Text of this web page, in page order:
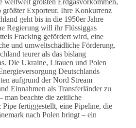
weltweit größten Erdgasvorkommen,
größter Exporteur. Ihre Konkurrenz
geht bis in die 1950er Jahre
Regierung will ihr Flüssiggas
Fracking gefördert wird, eine
und umweltschädliche Förderung.
teurer als das bislang
Die Ukraine, Litauen und Polen
Deutschlands
aufgrund der Nord Stream
Einnahmen als Transferländer zu
man beachte die zeitliche
fertiggestellt, eine Pipeline, die
nach Polen bringt – ein